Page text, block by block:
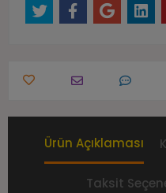
Ürün Açıklaması
Taksit